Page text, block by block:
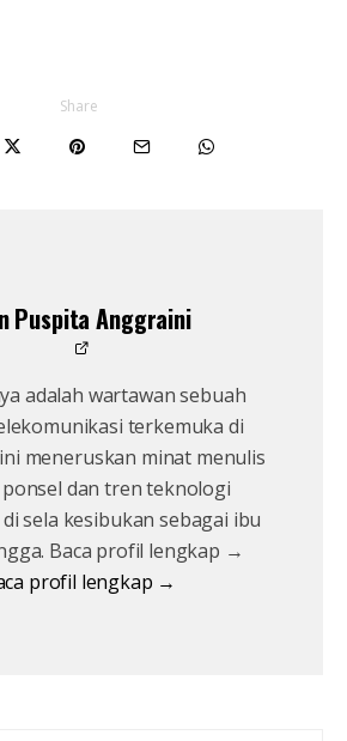
Share
Puspita Anggraini
adalah wartawan sebuah
terkemuka di
meneruskan minat menulis
dan tren teknologi
sela kesibukan sebagai ibu
Baca profil lengkap →
profil lengkap →